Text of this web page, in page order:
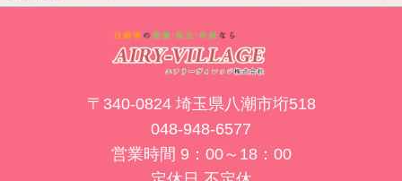
〒340-0824 埼玉県八潮市垳518
048-948-6577
営業時間 9：00～18：00